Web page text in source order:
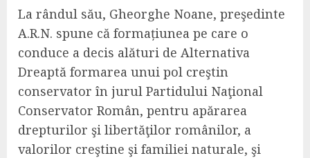
La rândul său, Gheorghe Noane, preşedinte
A.R.N. spune că formațiunea pe care o
conduce a decis alături de Alternativa
Dreaptă formarea unui pol creştin
conservator în jurul Partidului Naţional
Conservator Român, pentru apărarea
drepturilor şi libertăţilor românilor, a
valorilor creştine şi familiei naturale, şi